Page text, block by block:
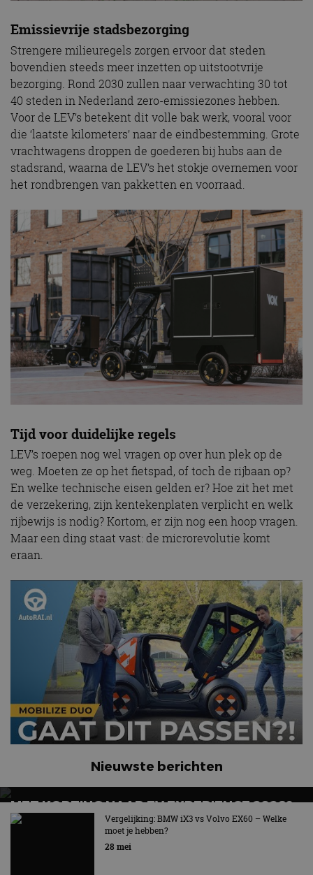
Emissievrije stadsbezorging
Strengere milieuregels zorgen ervoor dat steden
bovendien steeds meer inzetten op uitstootvrije
bezorging. Rond 2030 zullen naar verwachting 30 tot
40 steden in Nederland zero-emissiezones hebben.
Voor de LEV’s betekent dit volle bak werk, vooral voor
die ‘laatste kilometers’ naar de eindbestemming. Grote
vrachtwagens droppen de goederen bij hubs aan de
stadsrand, waarna de LEV’s het stokje overnemen voor
het rondbrengen van pakketten en voorraad.
Tijd voor duidelijke regels
LEV’s roepen nog wel vragen op over hun plek op de
weg. Moeten ze op het fietspad, of toch de rijbaan op?
En welke technische eisen gelden er? Hoe zit het met
de verzekering, zijn kentekenplaten verplicht en welk
rijbewijs is nodig? Kortom, er zijn nog een hoop vragen.
Maar een ding staat vast: de microrevolutie komt
eraan.
Nieuwste berichten
MET KORTING NAAR EV EXPERIENCE 2026?
AUTORAI REGELT HET!
EV Experience 2026 van 24 tot 26 september
Vergelijking: BMW iX3 vs Volvo EX60 – Welke
moet je hebben?
28 mei